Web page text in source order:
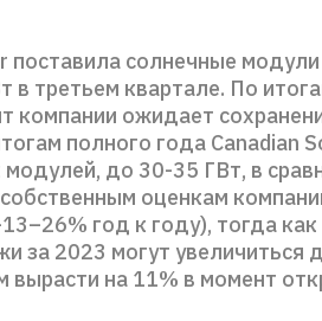
поставила солнечные
третьем квартале. По
ожидает
полного года Canadian
до 30-35 ГВт, в
оценкам
год к году), тогда как
за 2023 могут увеличиться
вырасти на 11% в момент